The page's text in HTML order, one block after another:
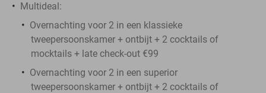
Multideal:
Overnachting voor 2 in een klassieke
tweepersoonskamer + ontbijt + 2 cocktails of
mocktails + late check-out €99
Overnachting voor 2 in een superior
tweepersoonskamer + ontbijt + 2 cocktails of